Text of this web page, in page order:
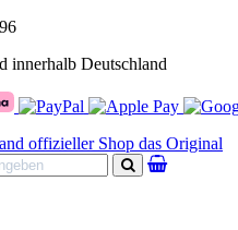
innerhalb Deutschland
Suchen